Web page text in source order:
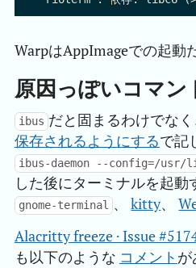
WarpはAppImageでの起動
原因っぽいコマン
ibus だと固まるわけでなく
保存されるようにするで記
ibus-daemon --config=/
した後にターミナルを起動
gnome-terminal 、kitty、
Alacritty freeze · Issue
も以下のような コメント が